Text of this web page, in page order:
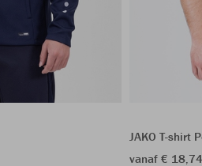
JAKO T-shirt
vanaf €